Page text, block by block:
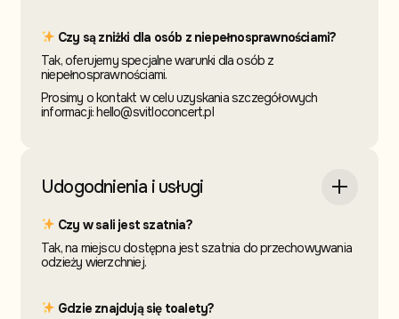
Czy są zniżki dla osób z niepełnosprawnościami?
Tak, oferujemy specjalne warunki dla osób z
niepełnosprawnościami.
Prosimy o kontakt w celu uzyskania szczegółowych
informacji: hello@svitloconcert.pl
Udogodnienia i usługi
Czy w sali jest szatnia?
Tak, na miejscu dostępna jest szatnia do przechowywania
odzieży wierzchniej.
Gdzie znajdują się toalety?